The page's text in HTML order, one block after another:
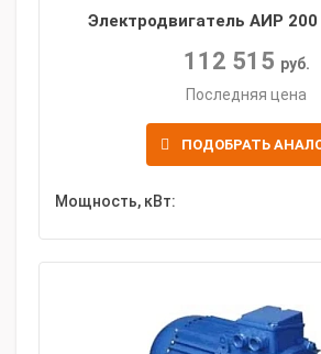
Электродвигатель АИР 200
112 515 руб.
Последняя цена
ПОДОБРАТЬ
Мощность, кВт: